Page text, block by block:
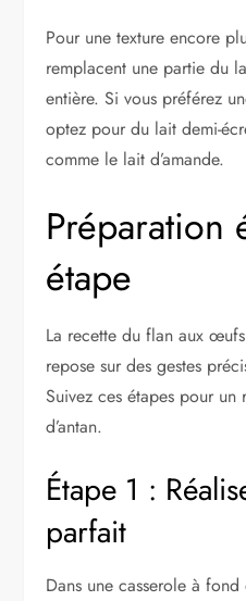
Pour une texture encore
remplacent une partie du
entière. Si vous préférez
optez pour du lait demi-
comme le lait d’amande.
Préparation
étape
La recette du flan aux
repose sur des gestes
Suivez ces étapes pour un
d’antan.
Étape 1 :
parfait
Dans une casserole à